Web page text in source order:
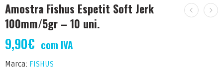
Amostra Fishus Espetit Soft Jerk
100mm/5gr – 10 uni.
9,90€ com IVA
Marca: FISHUS